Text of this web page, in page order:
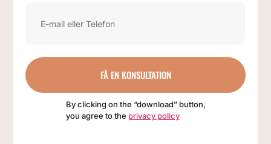
FÅ EN KONSULTATION
By clicking on the “download” button,
you agree to the privacy policy